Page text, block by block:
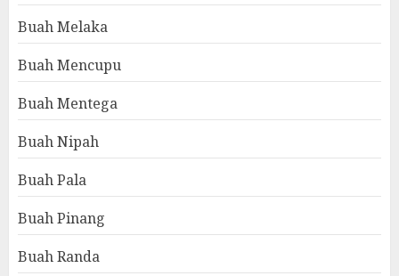
Buah Melaka
Buah Mencupu
Buah Mentega
Buah Nipah
Buah Pala
Buah Pinang
Buah Randa